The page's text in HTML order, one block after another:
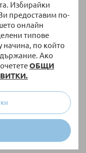
Избирайки
предоставим по-
онлайн
типове
начина, по който
Ако
ОБЩИ
захващане
пряко пъпчето,
ако малко го
вода в него, за
поливайте върху
доверете на някой от